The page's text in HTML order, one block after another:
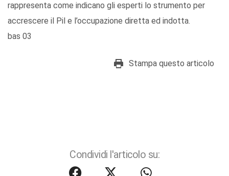
rappresenta come indicano gli esperti lo strumento per
accrescere il Pil e l’occupazione diretta ed indotta.
bas 03
Stampa questo articolo
Condividi l'articolo su: